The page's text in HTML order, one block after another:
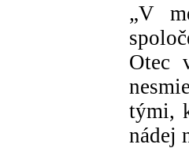
„V
Otec
tými,
nádej